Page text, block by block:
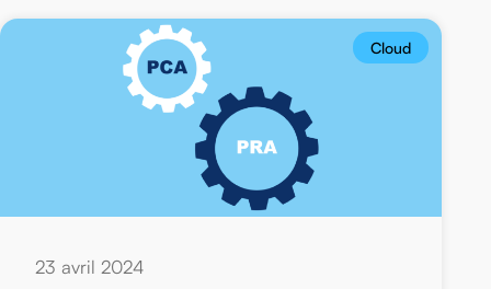
Cloud
23 avril 2024